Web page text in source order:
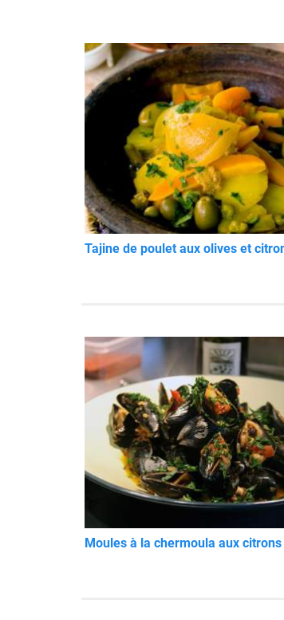
Tajine de poulet aux olives et
Moules à la chermoula aux